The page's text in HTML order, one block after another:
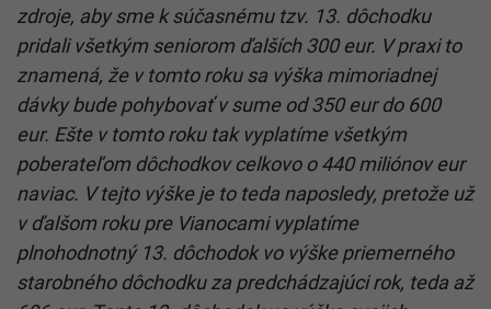
zdroje, aby sme k súčasnému tzv. 13. dôchodku
pridali všetkým seniorom ďalších 300 eur. V praxi to
znamená, že v tomto roku sa výška mimoriadnej
dávky bude pohybovať v sume od 350 eur do 600
eur. Ešte v tomto roku tak vyplatíme všetkým
poberateľom dôchodkov celkovo o 440 miliónov eur
naviac. V tejto výške je to teda naposledy, pretože už
v ďalšom roku pre Vianocami vyplatíme
plnohodnotný 13. dôchodok vo výške priemerného
starobného dôchodku za predchádzajúci rok, teda až